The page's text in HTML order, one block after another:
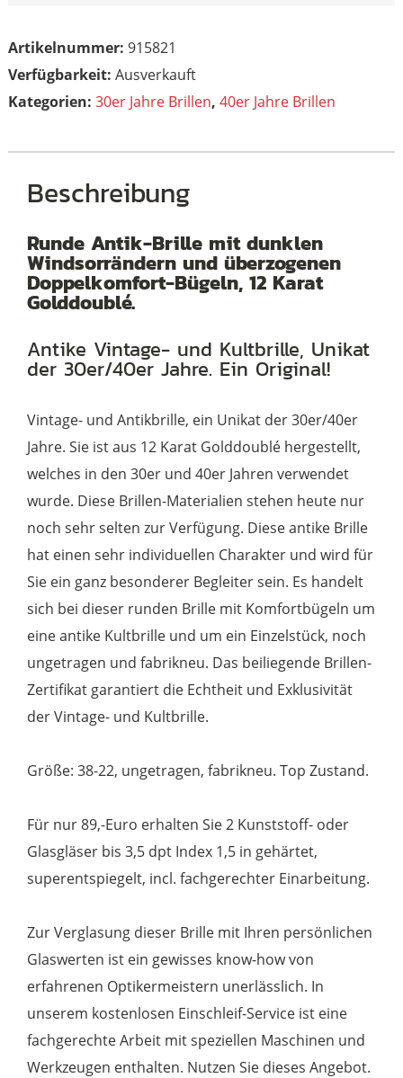
Artikelnummer: 915821
Ausverkauft
Kategorien: 30er Jahre Brillen, 40er Jahre Brillen
Beschreibung
Runde Antik-Brille mit dunklen
Windsorrändern und überzogenen
Doppelkomfort-Bügeln, 12 Karat
Golddoublé.
Antike Vintage- und Kultbrille, Unikat
der 30er/40er Jahre. Ein Original!
Vintage- und Antikbrille, ein Unikat der 30er/40er
Jahre. Sie ist aus 12 Karat Golddoublé hergestellt,
welches in den 30er und 40er Jahren verwendet
wurde. Diese Brillen-Materialien stehen heute nur
noch sehr selten zur Verfügung. Diese antike Brille
hat einen sehr individuellen Charakter und wird für
Sie ein ganz besonderer Begleiter sein. Es handelt
sich bei dieser runden Brille mit Komfortbügeln um
eine antike Kultbrille und um ein Einzelstück, noch
ungetragen und fabrikneu. Das beiliegende Brillen-
Zertifikat garantiert die Echtheit und Exklusivität
der Vintage- und Kultbrille.
Größe: 38-22, ungetragen, fabrikneu. Top Zustand.
Für nur 89,-Euro erhalten Sie 2 Kunststoff- oder
Glasgläser bis 3,5 dpt Index 1,5 in gehärtet,
superentspiegelt, incl. fachgerechter Einarbeitung.
Zur Verglasung dieser Brille mit Ihren persönlichen
Glaswerten ist ein gewisses know-how von
erfahrenen Optikermeistern unerlässlich. In
unserem kostenlosen Einschleif-Service ist eine
fachgerechte Arbeit mit speziellen Maschinen und
Werkzeugen enthalten. Nutzen Sie dieses Angebot.